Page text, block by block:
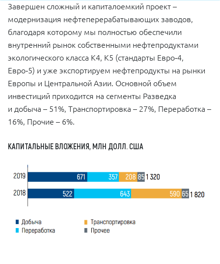
Завершен сложный и капиталоемкий проект – ​
модернизация нефтеперерабатывающих заводов,
благодаря которому мы полностью обеспечили
внутренний рынок собственными нефтепродуктами
экологического класса К4, К5 (стандарты Евро‑4,
Евро‑5) и уже экспортируем нефтепродукты на рынки
Европы и Центральной Азии. Основной объем
инвестиций приходится на сегменты Разведка
и добыча – ​51%, Транспортировка – ​27%, Переработка –
​16%, Прочие – ​6%.
КАПИТАЛЬНЫЕ ВЛОЖЕНИЯ, МЛН ДОЛЛ. США